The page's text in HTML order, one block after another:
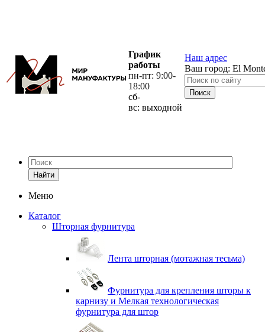
График
работы
пн-пт: 9:00-
18:00
сб-
вс: выходной
Наш адрес
Ваш город: El
Найти
Меню
Каталог
Шторная фурнитура
Лента шторная (мотажная тесьма)
Фурнитура для крепления шторы к
карнизу и Мелкая технологическая
фурнитура для штор